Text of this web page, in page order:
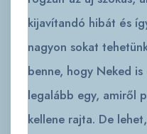
kijavítandó hibát és
nagyon sokat
benne, hogy Neked
legalább egy, amiről
kellene rajta. De